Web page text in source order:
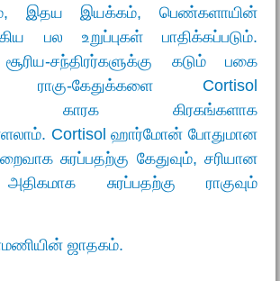
இதய இயக்கம், பெண்களாயின்
பல உறுப்புகள் பாதிக்கப்படும்.
சந்திரர்களுக்கு கடும் பகை
ராகு-கேதுக்களை Cortisol
காரக கிரகங்களாக
Cortisol ஹார்மோன் போதுமான
சுரப்பதற்கு கேதுவும், சரியான
சுரப்பதற்கு ராகுவும்
ஜாதகம்.